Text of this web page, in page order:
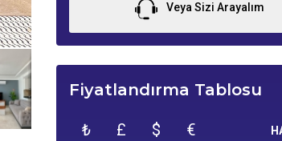
Veya Sizi Arayalım
Fiyatlandırma Tablosu
₺ £ $ €